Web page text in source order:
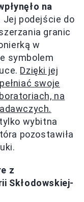
na
Jej podejście do
granic
w
symbolem
Dzięki jej
swoje
na
wybitna
pozostawiła
z
Skłodowskiej-